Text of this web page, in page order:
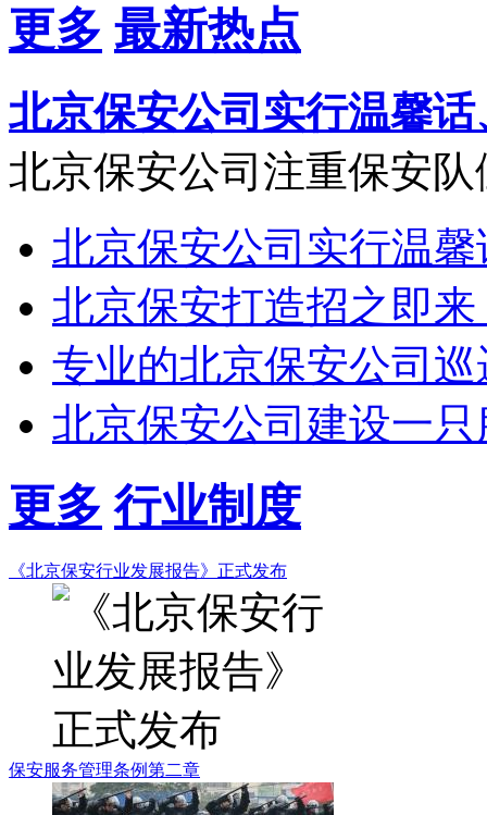
更多 最新热点
北京保安公司实行温馨
北京保安公司注重保安
北京保安公司实行温馨
北京保安打造招之即来
专业的北京保安公司巡
北京保安公司建设一只
更多 行业制度
《北京保安行业发展报告》正式发布
保安服务管理条例第二章